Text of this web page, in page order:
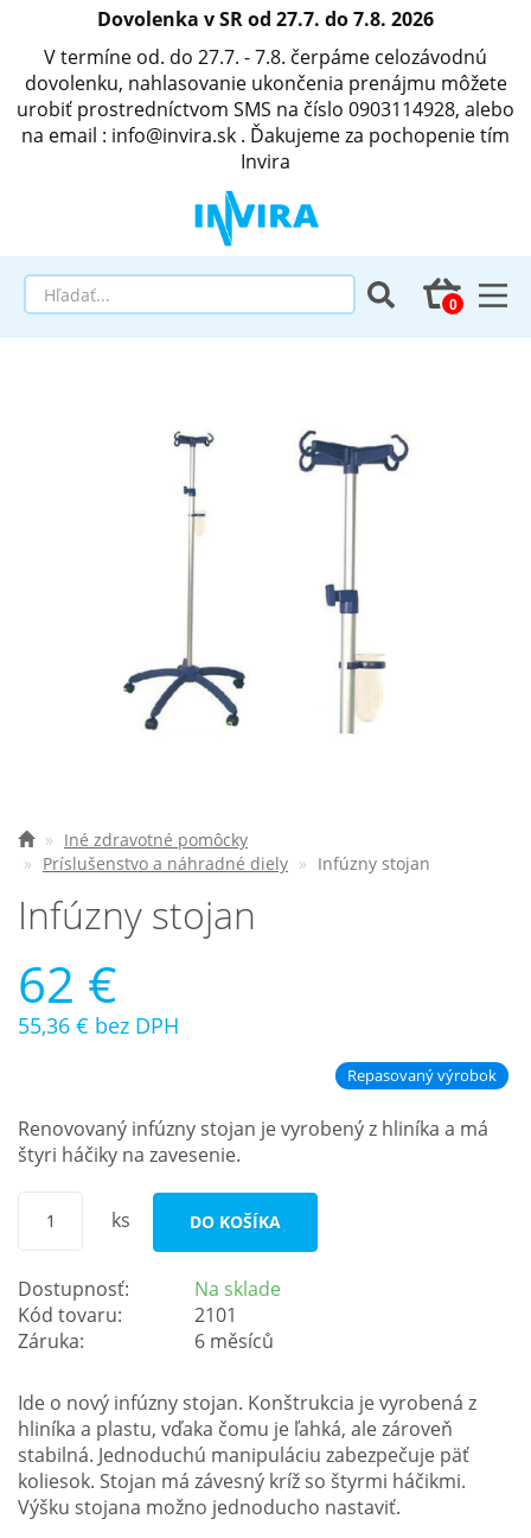
Dovolenka v SR od 27.7. do 7.8. 2026
V termíne od. do 27.7. - 7.8. čerpáme celozávodnú
dovolenku, nahlasovanie ukončenia prenájmu môžete
urobiť prostredníctvom SMS na číslo 0903114928, alebo
na email : info@invira.sk . Ďakujeme za pochopenie tím
Invira
Matrace a antidekubitné programy
Invalidné vozíky
Zdravotnícke prístroje
Najčastejšie otázky
O spoločnosti
Kontakt
Iné zdravotné pomôcky
Príslušenstvo a náhradné diely
Infúzny stojan
Infúzny stojan
62 €
55,36 € bez DPH
Repasovaný výrobok
Renovovaný infúzny stojan je vyrobený z hliníka a má
štyri háčiky na zavesenie.
ks DO KOŠÍKA
Dostupnosť:
Na sklade
Kód tovaru:
2101
Záruka:
6 měsíců
Ide o nový infúzny stojan. Konštrukcia je vyrobená z
hliníka a plastu, vďaka čomu je ľahká, ale zároveň
stabilná. Jednoduchú manipuláciu zabezpečuje päť
koliesok. Stojan má závesný kríž so štyrmi háčikmi.
Výšku stojana možno jednoducho nastaviť.